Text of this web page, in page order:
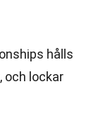
hålls
och lockar